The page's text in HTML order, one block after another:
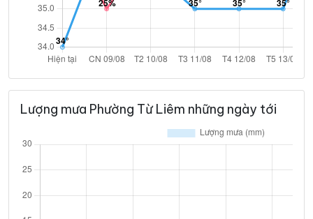
Lượng mưa Phường Từ Liêm những ngày tới